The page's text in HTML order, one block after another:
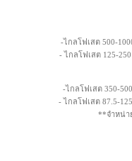
-ไกลโฟเสต 500-
- ไกลโฟเสต 125-
-ไกลโฟเสต 350-
- ไกลโฟเสต 87.5-
**จำหน่า